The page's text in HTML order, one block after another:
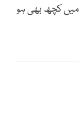
کچھ بھی ہو